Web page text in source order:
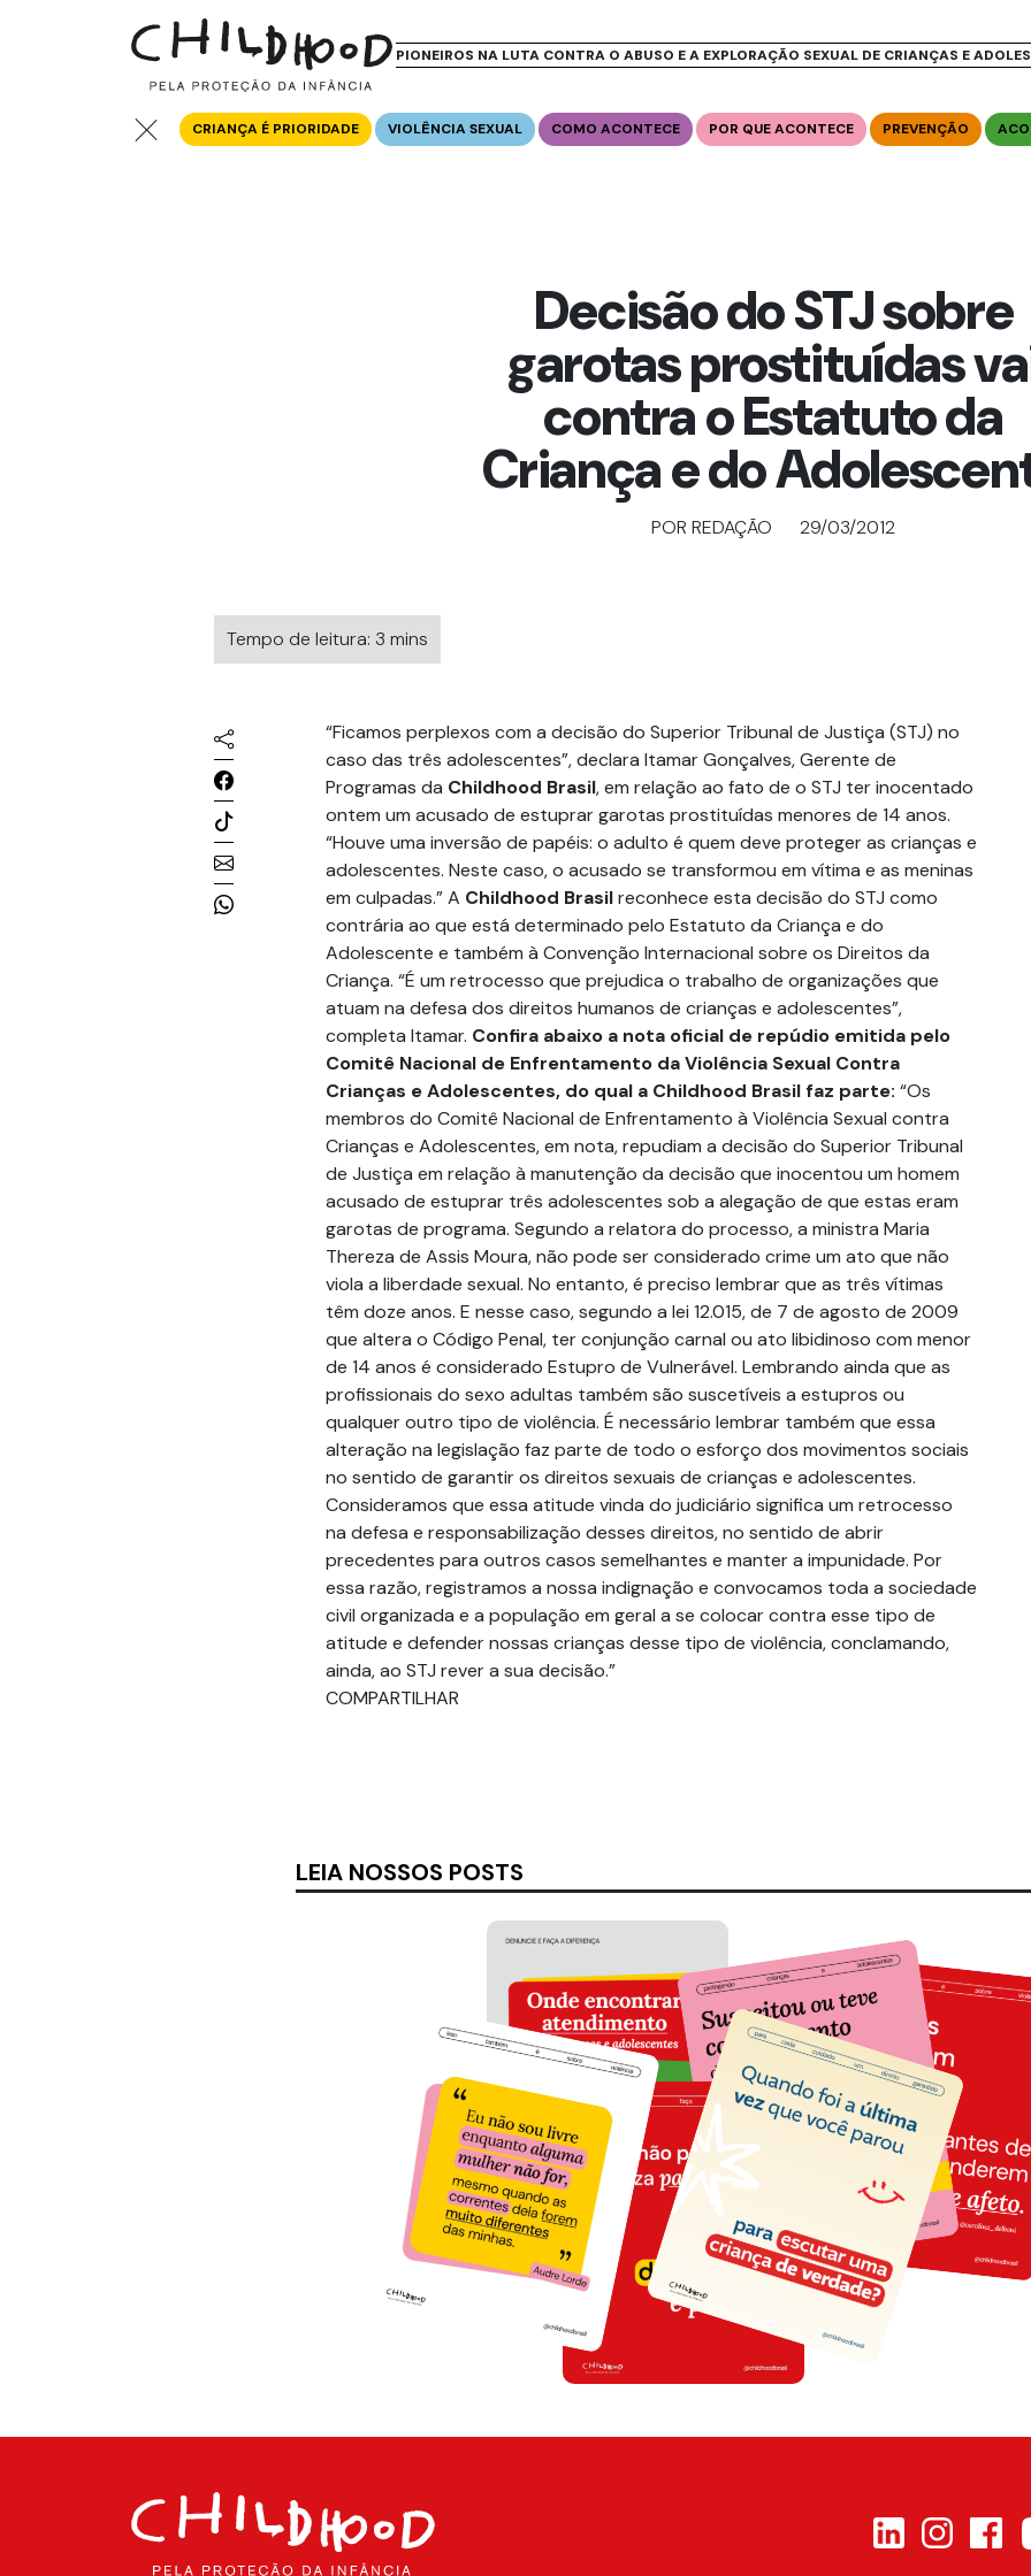
PIONEIROS NA LUTA CONTRA O ABUSO E A EXPLORAÇÃO SEXUAL DE CRIANÇAS E
CRIANÇA É PRIORIDADE VIOLÊNCIA SEXUAL COMO ACONTECE POR QUE ACONTECE PREVENÇÃO
Decisão do STJ sobre
garotas prostituídas
contra o Estatuto da
Criança e do
POR REDAÇÃO 29/03/2012
Tempo de leitura: 3 mins
“Ficamos perplexos com a decisão do Superior Tribunal de Justiça (STJ) no
caso das três adolescentes”, declara Itamar Gonçalves, Gerente de
Programas da Childhood Brasil, em relação ao fato de o STJ ter inocentado
ontem um acusado de estuprar garotas prostituídas menores de 14 anos.
“Houve uma inversão de papéis: o adulto é quem deve proteger as crianças e
adolescentes. Neste caso, o acusado se transformou em vítima e as meninas
em culpadas.” A Childhood Brasilreconhece esta decisão do STJ como
contrária ao que está determinado pelo Estatuto da Criança e do
Adolescente e também à Convenção Internacional sobre os Direitos da
Criança. “É um retrocesso que prejudica o trabalho de organizações que
atuam na defesa dos direitos humanos de crianças e adolescentes”,
completa Itamar. Confira abaixo a nota oficial de repúdio emitida pelo
Comitê Nacional de Enfrentamento da Violência Sexual Contra
Crianças e Adolescentes, do qual a Childhood Brasil faz parte: “Os
membros do Comitê Nacional de Enfrentamento à Violência Sexual contra
Crianças e Adolescentes, em nota, repudiam a decisão do Superior Tribunal
de Justiça em relação à manutenção da decisão que inocentou um homem
acusado de estuprar três adolescentes sob a alegação de que estas eram
garotas de programa. Segundo a relatora do processo, a ministra Maria
Thereza de Assis Moura, não pode ser considerado crime um ato que não
viola a liberdade sexual. No entanto, é preciso lembrar que as três vítimas
têm doze anos. E nesse caso, segundo a lei 12.015, de 7 de agosto de 2009
que altera o Código Penal, ter conjunção carnal ou ato libidinoso com menor
de 14 anos é considerado Estupro de Vulnerável. Lembrando ainda que as
profissionais do sexo adultas também são suscetíveis a estupros ou
qualquer outro tipo de violência. É necessário lembrar também que essa
alteração na legislação faz parte de todo o esforço dos movimentos sociais
no sentido de garantir os direitos sexuais de crianças e adolescentes.
Consideramos que essa atitude vinda do judiciário significa um retrocesso
na defesa e responsabilização desses direitos, no sentido de abrir
precedentes para outros casos semelhantes e manter a impunidade. Por
essa razão, registramos a nossa indignação e convocamos toda a sociedade
civil organizada e a população em geral a se colocar contra esse tipo de
atitude e defender nossas crianças desse tipo de violência, conclamando,
ainda, ao STJ rever a sua decisão.”
COMPARTILHAR
LEIA NOSSOS POSTS